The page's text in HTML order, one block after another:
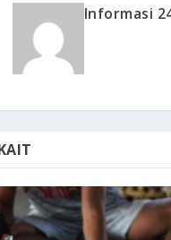
Informasi